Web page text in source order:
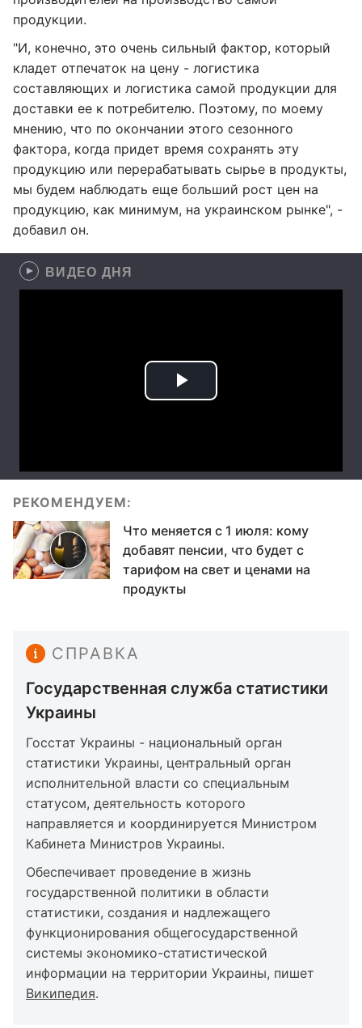
продукции.
"И, конечно, это очень сильный фактор, который
кладет отпечаток на цену - логистика
составляющих и логистика самой продукции для
доставки ее к потребителю. Поэтому, по моему
мнению, что по окончании этого сезонного
фактора, когда придет время сохранять эту
продукцию или перерабатывать сырье в продукты,
мы будем наблюдать еще больший рост цен на
продукцию, как минимум, на украинском рынке", -
добавил он.
ВИДЕО ДНЯ
РЕКОМЕНДУЕМ:
Что меняется с 1 июля: кому
добавят пенсии, что будет с
тарифом на свет и ценами на
продукты
СПРАВКА
Государственная служба статистики
Украины
Госстат Украины - национальный орган
статистики Украины, центральный орган
исполнительной власти со специальным
статусом, деятельность которого
направляется и координируется Министром
Кабинета Министров Украины.
Обеспечивает проведение в жизнь
государственной политики в области
статистики, создания и надлежащего
функционирования общегосударственной
системы экономико-статистической
информации на территории Украины, пишет
Википедия.